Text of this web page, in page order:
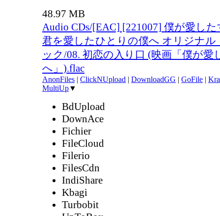
48.97 MB
Audio CDs/[EAC] [221007] 僕が愛し
君を愛したひとりの僕へ オリジナ
ック/08. 初恋の入り口 (映画「僕が愛
へ」).flac
AnonFiles | ClickNUpload | DownloadGG | GoFile |
MultiUp▼
BdUpload
DownAce
Fichier
FileCloud
Filerio
FilesCdn
IndiShare
Kbagi
Turbobit